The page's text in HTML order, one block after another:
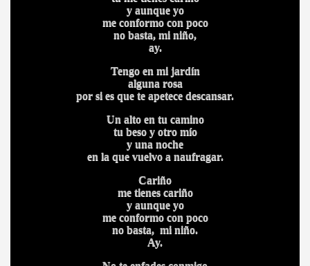
y aunque yo
me conformo con poco
no basta, mi niño,
ay.
Tengo en mi jardín
alguna rosa
por si es que te apetece descansar.
Un alto en tu camino
tu beso y otro mío
y una noche
en la que vuelvo a naufragar.
Cariño
me tienes cariño
y aunque yo
me conformo con poco
no basta, mi niño.
Ay.